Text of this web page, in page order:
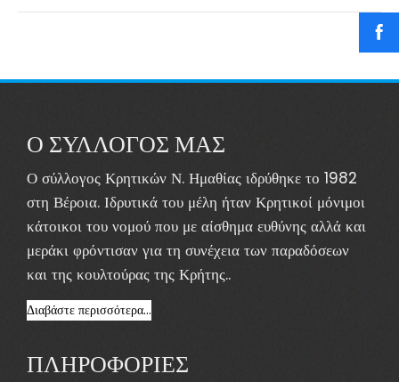
Ο ΣΥΛΛΟΓΟΣ ΜΑΣ
Ο σύλλογος Κρητικών Ν. Ημαθίας ιδρύθηκε το 1982
στη Βέροια. Ιδρυτικά του μέλη ήταν Κρητικοί μόνιμοι
κάτοικοι του νομού που με αίσθημα ευθύνης αλλά και
μεράκι φρόντισαν για τη συνέχεια των παραδόσεων
και της κουλτούρας της Κρήτης..
Διαβάστε περισσότερα...
ΠΛΗΡΟΦΟΡΙΕΣ